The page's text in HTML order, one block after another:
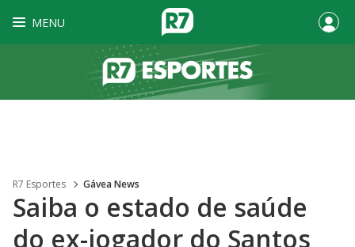
MENU
R7 Esportes Gávea News
Saiba o estado de saúde
do ex-jogador do Santos